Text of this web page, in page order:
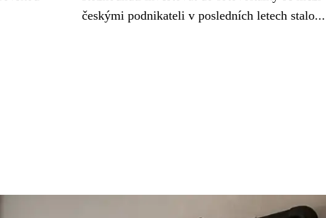
českými podnikateli v posledních letech stalo...